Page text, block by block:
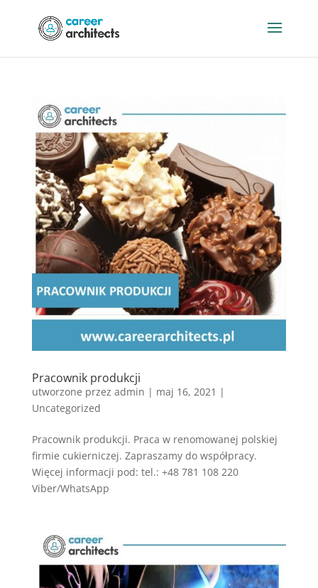
Pracownik produkcji
utworzone przez admin | maj 16, 2021 |
Uncategorized
Pracownik produkcji. Praca w renomowanej polskiej
firmie cukierniczej. Zapraszamy do współpracy.
Więcej informacji pod: tel.: +48 781 108 220
Viber/WhatsApp